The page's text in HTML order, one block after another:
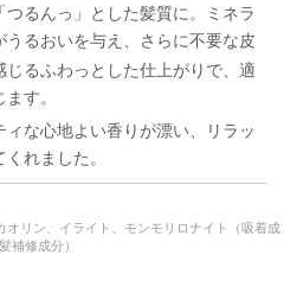
るんっ」とした髪質に。ミネラ
うるおいを与え、さらに不要な皮
るふわっとした仕上がりで、適
す。
な心地よい香りが漂い、リラッ
れました。
リン、イライト、モンモリロナイト（吸着成
補修成分）